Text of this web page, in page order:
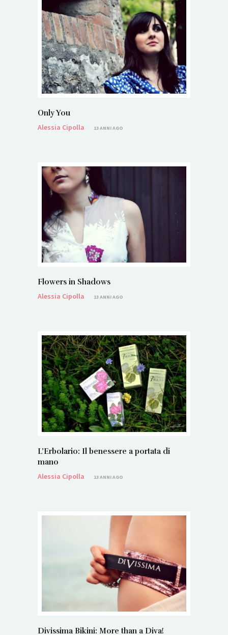
Only You
Alessia Cipolla
13 ANNI AGO
Flowers in Shadows
Alessia Cipolla
13 ANNI AGO
L’Erbolario: Il benessere a portata di
mano
Alessia Cipolla
13 ANNI AGO
Divissima Bikini: More than a Diva!